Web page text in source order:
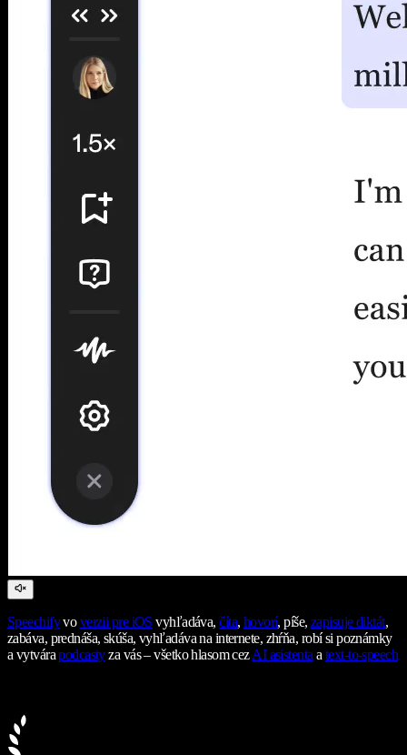
Speechifyvoverzii pre iOS vyhľadáva,číta, hovorí, píše,zapisuje diktát,
zabáva, prednáša, skúša, vyhľadáva na internete, zhŕňa, robí si poznámky
a vytvárapodcastyza vás – všetko hlasom cezAI asistentaatext-to-speech